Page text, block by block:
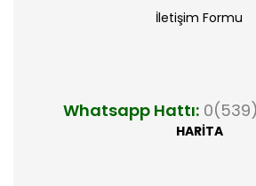
İletişim Formu
Whatsapp Hattı:
HARİTA